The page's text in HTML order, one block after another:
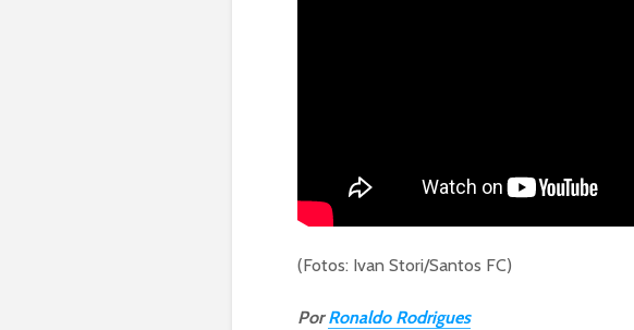
(Fotos: Ivan Stori/Santos FC)
PorRonaldo Rodrigues